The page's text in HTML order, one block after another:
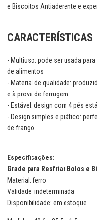
e Biscoitos Antiaderente e
CARACTERÍSTICAS
- Multiuso: pode ser usada
de alimentos
- Material de qualidade:
e à prova de ferrugem
- Estável: design com 4 pés
- Design simples e prático:
de frango
Especificações:
Grade para Resfriar Bolos e
Material: ferro
Validade: indeterminada
Disponibilidade: em estoque